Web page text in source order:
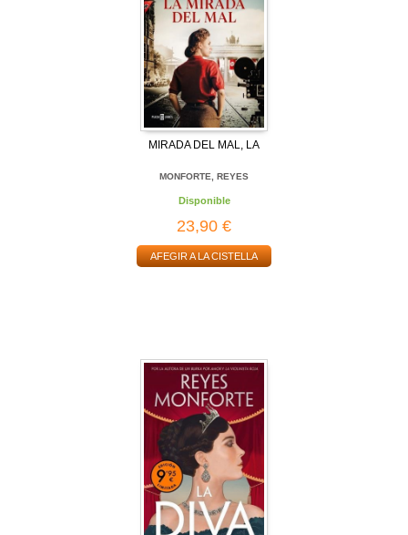
MIRADA DEL MAL, LA
MONFORTE, REYES
Disponible
23,90 €
AFEGIR A LA CISTELLA